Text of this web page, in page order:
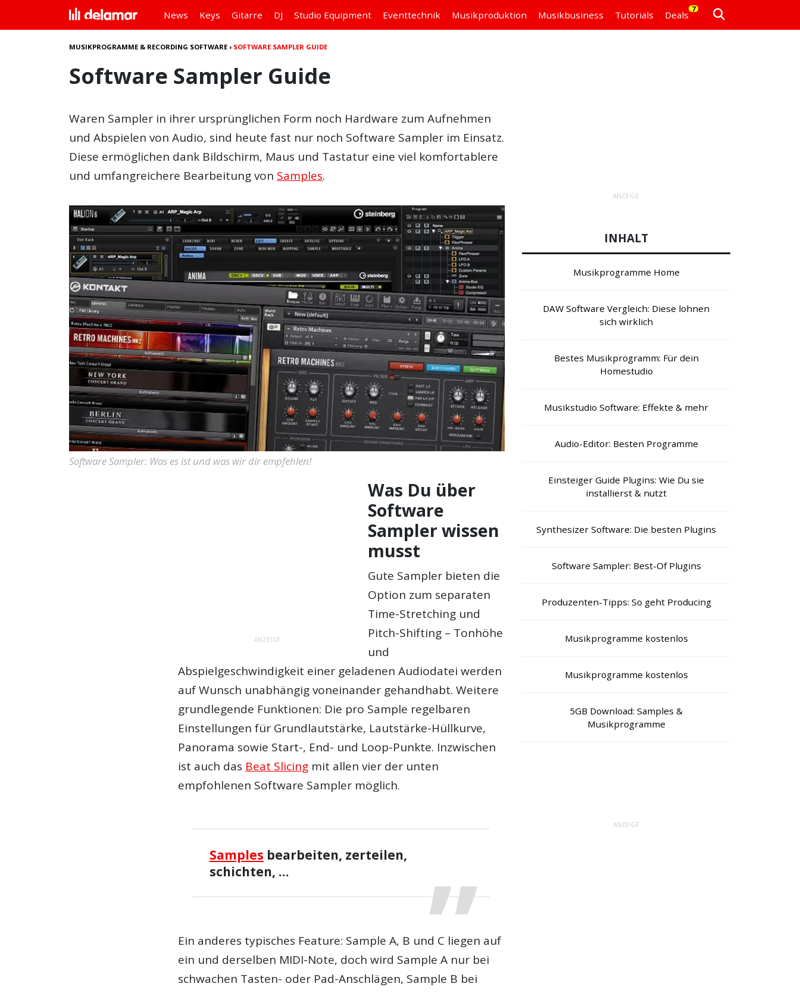
News Keys Gitarre DJ Studio Equipment Eventtechnik Musikproduktion Musikbusiness Tutorials Deals
7
MUSIKPROGRAMME & RECORDING SOFTWARE › SOFTWARE SAMPLER GUIDE
Software Sampler Guide
Waren Sampler in ihrer ursprünglichen Form noch Hardware zum Aufnehmen
und Abspielen von Audio, sind heute fast nur noch Software Sampler im Einsatz.
Diese ermöglichen dank Bildschirm, Maus und Tastatur eine viel komfortablere
und umfangreichere Bearbeitung von Samples.
Software Sampler: Was es ist und was wir dir empfehlen!
ANZEIGE
Was Du über
Software
Sampler wissen
musst
Gute Sampler bieten die
Option zum separaten
Time-Stretching und
Pitch-Shifting – Tonhöhe
und
Abspielgeschwindigkeit einer geladenen Audiodatei werden
auf Wunsch unabhängig voneinander gehandhabt. Weitere
grundlegende Funktionen: Die pro Sample regelbaren
Einstellungen für Grundlautstärke, Lautstärke-Hüllkurve,
Panorama sowie Start-, End- und Loop-Punkte. Inzwischen
ist auch das Beat Slicing mit allen vier der unten
empfohlenen Software Sampler möglich.
Samples bearbeiten, zerteilen,
schichten, …
Ein anderes typisches Feature: Sample A, B und C liegen auf
ein und derselben MIDI-Note, doch wird Sample A nur bei
schwachen Tasten- oder Pad-Anschlägen, Sample B bei
ANZEIGE
INHALT
Musikprogramme Home
DAW Software Vergleich: Diese lohnen
sich wirklich
Bestes Musikprogramm: Für dein
Homestudio
Musikstudio Software: Effekte & mehr
Audio-Editor: Besten Programme
Einsteiger Guide Plugins: Wie Du sie
installierst & nutzt
Synthesizer Software: Die besten Plugins
Software Sampler: Best-Of Plugins
Produzenten-Tipps: So geht Producing
Musikprogramme kostenlos
Musikprogramme kostenlos
5GB Download: Samples &
Musikprogramme
ANZEIGE